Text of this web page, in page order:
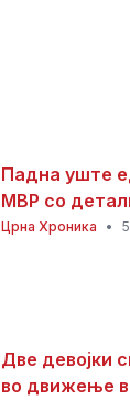
Падна уште
МВР со
Црна Хроника •
Две девојки
во движење